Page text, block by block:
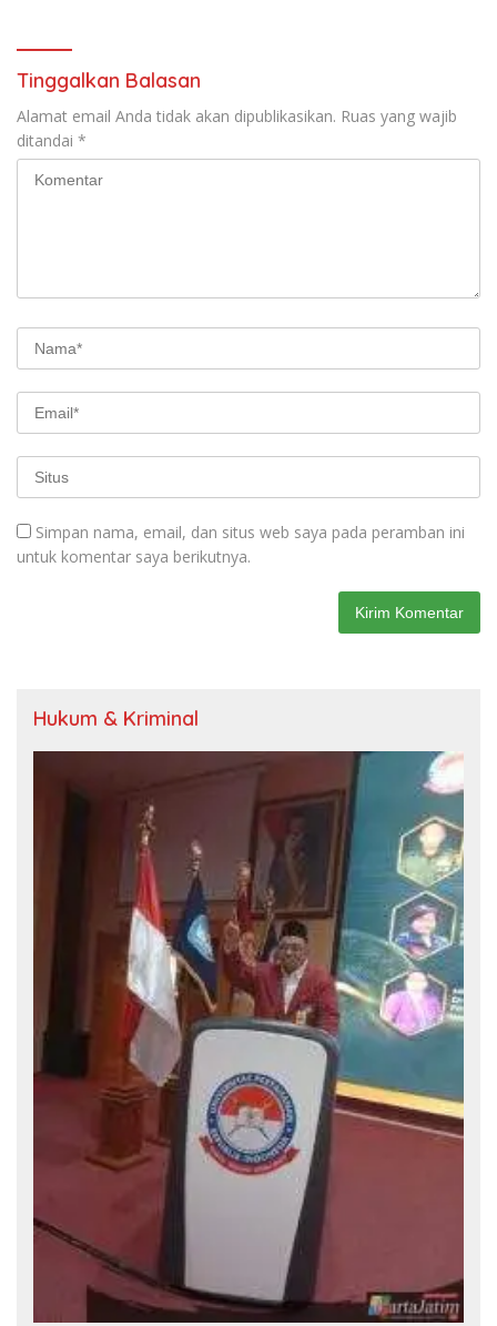
Tinggalkan Balasan
Alamat email Anda tidak akan dipublikasikan. Ruas yang wajib
ditandai *
Simpan nama, email, dan situs web saya pada peramban ini
untuk komentar saya berikutnya.
Hukum & Kriminal